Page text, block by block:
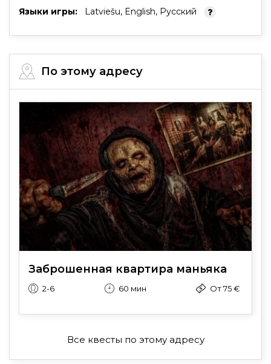
Языки игры:
Latviešu, English, Русский
По этому адресу
Заброшенная квартира маньяка
2-6 60 мин От 75 €
Все квесты по этому адресу